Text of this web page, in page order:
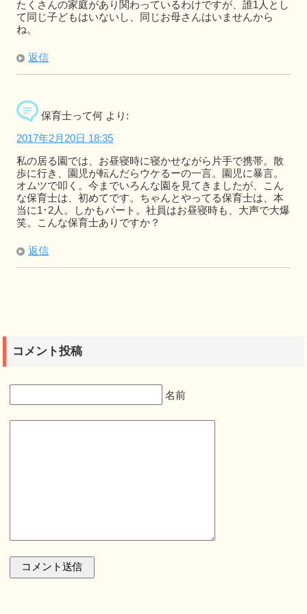
たくさんの家庭があり関わっているわけですが、誰1人とし
て同じ子どもはいないし、同じお母さんはいませんから
ね。
返信
保育士って何 より:
2017年2月20日 18:35
私の居る園では、お昼寝時に寝かせながら片手で携帯。散
歩に行き、園児が転んだらウケるーの一言。園児に暴言。
オムツで叩く。今までいろんな園を見てきましたが、こん
な保育士は、初めてです。ちゃんとやってる保育士は、本
当に1･2人。しかもパート。社員はお昼寝時も、大声で大爆
笑。こんな保育士ありですか？
返信
コメント投稿
名前